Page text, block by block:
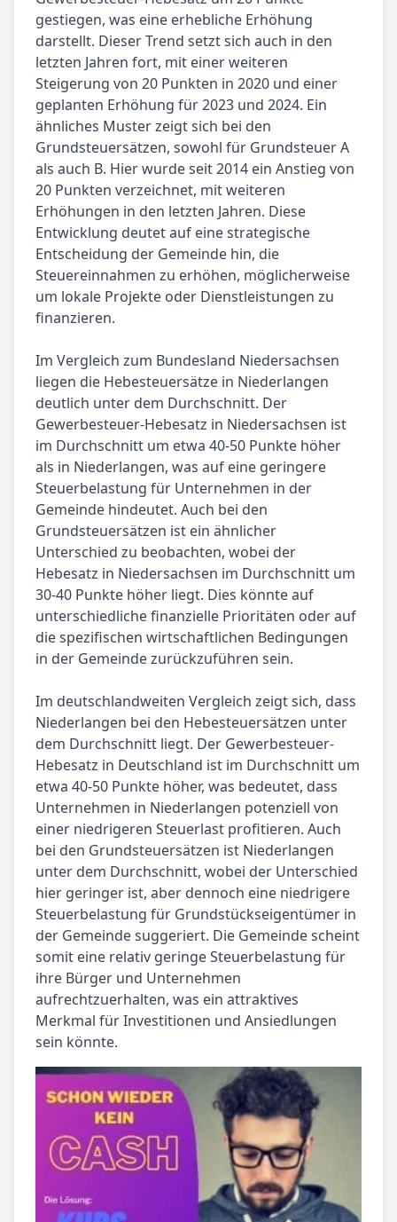
gestiegen, was eine erhebliche Erhöhung
darstellt. Dieser Trend setzt sich auch in den
letzten Jahren fort, mit einer weiteren
Steigerung von 20 Punkten in 2020 und einer
geplanten Erhöhung für 2023 und 2024. Ein
ähnliches Muster zeigt sich bei den
Grundsteuersätzen, sowohl für Grundsteuer A
als auch B. Hier wurde seit 2014 ein Anstieg von
20 Punkten verzeichnet, mit weiteren
Erhöhungen in den letzten Jahren. Diese
Entwicklung deutet auf eine strategische
Entscheidung der Gemeinde hin, die
Steuereinnahmen zu erhöhen, möglicherweise
um lokale Projekte oder Dienstleistungen zu
finanzieren.
Im Vergleich zum Bundesland Niedersachsen
liegen die Hebesteuersätze in Niederlangen
deutlich unter dem Durchschnitt. Der
Gewerbesteuer-Hebesatz in Niedersachsen ist
im Durchschnitt um etwa 40-50 Punkte höher
als in Niederlangen, was auf eine geringere
Steuerbelastung für Unternehmen in der
Gemeinde hindeutet. Auch bei den
Grundsteuersätzen ist ein ähnlicher
Unterschied zu beobachten, wobei der
Hebesatz in Niedersachsen im Durchschnitt um
30-40 Punkte höher liegt. Dies könnte auf
unterschiedliche finanzielle Prioritäten oder auf
die spezifischen wirtschaftlichen Bedingungen
in der Gemeinde zurückzuführen sein.
Im deutschlandweiten Vergleich zeigt sich, dass
Niederlangen bei den Hebesteuersätzen unter
dem Durchschnitt liegt. Der Gewerbesteuer-
Hebesatz in Deutschland ist im Durchschnitt um
etwa 40-50 Punkte höher, was bedeutet, dass
Unternehmen in Niederlangen potenziell von
einer niedrigeren Steuerlast profitieren. Auch
bei den Grundsteuersätzen ist Niederlangen
unter dem Durchschnitt, wobei der Unterschied
hier geringer ist, aber dennoch eine niedrigere
Steuerbelastung für Grundstückseigentümer in
der Gemeinde suggeriert. Die Gemeinde scheint
somit eine relativ geringe Steuerbelastung für
ihre Bürger und Unternehmen
aufrechtzuerhalten, was ein attraktives
Merkmal für Investitionen und Ansiedlungen
sein könnte.